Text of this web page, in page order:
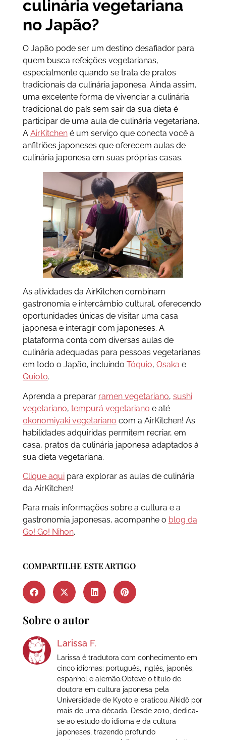
culinária vegetariana
no Japão?
O Japão pode ser um destino desafiador para
quem busca refeições vegetarianas,
especialmente quando se trata de pratos
tradicionais da culinária japonesa. Ainda assim,
uma excelente forma de vivenciar a culinária
tradicional do país sem sair da sua dieta é
participar de uma aula de culinária vegetariana.
A AirKitchené um serviço que conecta você a
anfitriões japoneses que oferecem aulas de
culinária japonesa em suas próprias casas.
As atividades da AirKitchen combinam
gastronomia e intercâmbio cultural, oferecendo
oportunidades únicas de visitar uma casa
japonesa e interagir com japoneses. A
plataforma conta com diversas aulas de
culinária adequadas para pessoas vegetarianas
em todo o Japão, incluindo Tóquio, Osaka e
Quioto.
Aprenda a preparar ramen vegetariano, sushi
vegetariano, tempurá vegetariano e até
okonomiyaki vegetariano com a AirKitchen! As
habilidades adquiridas permitem recriar, em
casa, pratos da culinária japonesa adaptados à
sua dieta vegetariana.
Clique aquipara explorar as aulas de culinária
da AirKitchen!
Para mais informações sobre a cultura e a
gastronomia japonesas, acompanhe o blog da
Go! Go! Nihon.
COMPARTILHE ESTE ARTIGO
Sobre o autor
Larissa F.
Larissa é tradutora com conhecimento em
cinco idiomas: português, inglês, japonês,
espanhol e alemão.Obteve o título de
doutora em cultura japonesa pela
Universidade de Kyoto e praticou Aikidō por
mais de uma década. Desde 2010, dedica-
se ao estudo do idioma e da cultura
japoneses, trazendo profundo